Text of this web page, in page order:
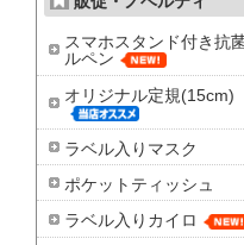
スマホスタンド付き抗
ルペン
オリジナル定規(15cm)
ラベル入りマスク
ポケットティッシュ
ラベル入りカイロ